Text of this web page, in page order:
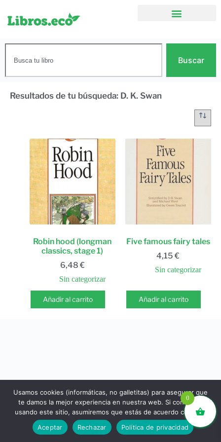
Buscar
Resultados de tu búsqueda: D. K. Swan
Robin hood (longman
classics, stage 1)
6,48 €
Sin categorizar
Añadir al carrito
Five famous fairy tales
4,15€
Sin categorizar
Añadir al carrito
libros.eco © - Desde Barcelona para el mundo 💚 |
Devoluciones y reembolsos|Política de Privacidad
0
Usamos cookies (informáticas, no galletitas) para asegurar que
te damos la mejor experiencia en nuestra web. Si continúas
usando este sitio, asumiremos que estás de acuerdo con ello.
Aceptar
Rechazar Política de privacidad